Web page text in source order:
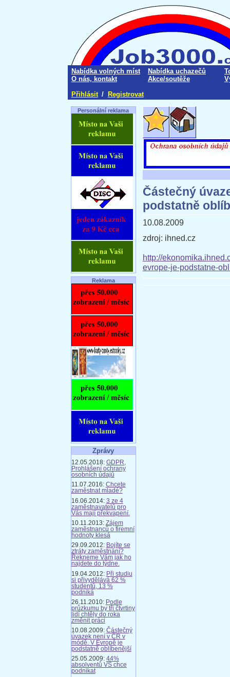
Nabídka volných míst Nabídka uchazečů
O nás, kontakt
Akce/soutěže
Přihlásit / Registrovat
Personální reklama
Reklama
Zprávy
12.05.2018: GDPR,
Prohlášení ochrany
osobních údajů
11.07.2016: Chcete
zaměstnat mladé?
16.06.2014: 3 ze 4
zaměstnavatelů pro
Vás mají překvapení.
10.11.2013: Zájem
zaměstnanců o firemní
hodnoty klesá
29.09.2012: Bojíte se
ztráty zaměstnání?
Řekneme Vám jak ho
najdete do týdne.
19.04.2012: Při studiu
si přivydělává 62 %
studentů, 13 %
podniká
26.11.2010: Podle
průzkumu by tři čtvrtiny
lidí chtěly do roka
změnit práci
10.08.2009: Částečný
úvazek není v ČR v
módě. V Evropě je
podstatně oblíbenější
25.05.2009: 44%
absolventů VŠ chce
podnikat
Částečný
podstatně
10.08.2009
zdroj: ihned.cz
http://
evrope-je-podstatne-